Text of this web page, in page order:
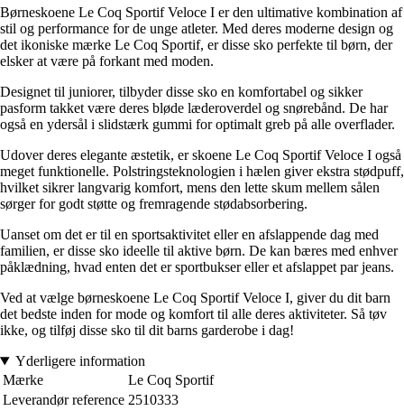
Børneskoene Le Coq Sportif Veloce I er den ultimative kombination af
stil og performance for de unge atleter. Med deres moderne design og
det ikoniske mærke Le Coq Sportif, er disse sko perfekte til børn, der
elsker at være på forkant med moden.
Designet til juniorer, tilbyder disse sko en komfortabel og sikker
pasform takket være deres bløde læderoverdel og snørebånd. De har
også en ydersål i slidstærk gummi for optimalt greb på alle overflader.
Udover deres elegante æstetik, er skoene Le Coq Sportif Veloce I også
meget funktionelle. Polstringsteknologien i hælen giver ekstra stødpuff,
hvilket sikrer langvarig komfort, mens den lette skum mellem sålen
sørger for godt støtte og fremragende stødabsorbering.
Uanset om det er til en sportsaktivitet eller en afslappende dag med
familien, er disse sko ideelle til aktive børn. De kan bæres med enhver
påklædning, hvad enten det er sportbukser eller et afslappet par jeans.
Ved at vælge børneskoene Le Coq Sportif Veloce I, giver du dit barn
det bedste inden for mode og komfort til alle deres aktiviteter. Så tøv
ikke, og tilføj disse sko til dit barns garderobe i dag!
Yderligere information
Mærke
Le Coq Sportif
Leverandør reference 2510333